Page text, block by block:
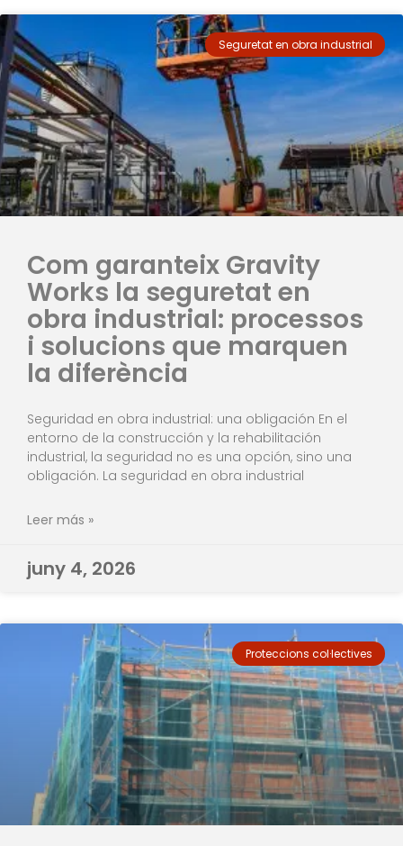
Seguretat en obra industrial
Com garanteix Gravity
Works la seguretat en
obra industrial: processos
i solucions que marquen
la diferència
Seguridad en obra industrial: una obligación En el
entorno de la construcción y la rehabilitación
industrial, la seguridad no es una opción, sino una
obligación. La seguridad en obra industrial
Leer más »
juny 4, 2026
Proteccions col·lectives